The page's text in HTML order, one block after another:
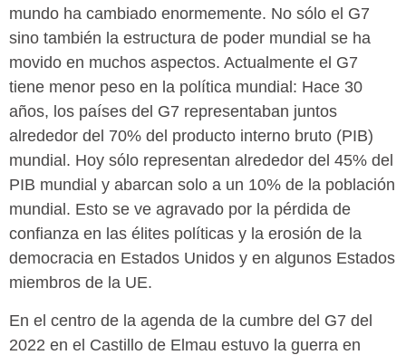
mundo ha cambiado enormemente. No sólo el G7
sino también la estructura de poder mundial se ha
movido en muchos aspectos. Actualmente el G7
tiene menor peso en la política mundial: Hace 30
años, los países del G7 representaban juntos
alrededor del 70% del producto interno bruto (PIB)
mundial. Hoy sólo representan alrededor del 45% del
PIB mundial y abarcan solo a un 10% de la población
mundial. Esto se ve agravado por la pérdida de
confianza en las élites políticas y la erosión de la
democracia en Estados Unidos y en algunos Estados
miembros de la UE.
En el centro de la agenda de la cumbre del G7 del
2022 en el Castillo de Elmau estuvo la guerra en